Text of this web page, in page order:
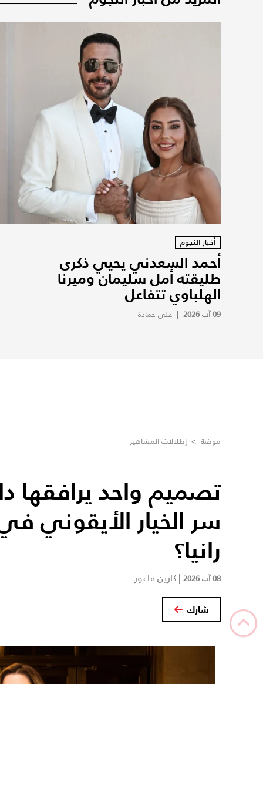
أخبار النجوم
أحمد السعدني يحيي ذكرى
طليقته أمل سليمان وميرنا
الهلباوي تتفاعل
09 آب 2026 | علي حمادة
موضة > إطلالات المشاهير
تصميم واحد يرافقها
سر الخيار الأيقوني
رانيا؟
08 آب 2026 | كارين فاعور
شارك